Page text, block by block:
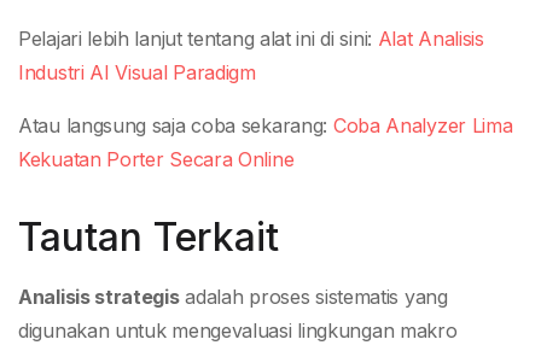
Pelajari lebih lanjut tentang alat ini di sini: Alat Analisis
Industri AI Visual Paradigm
Atau langsung saja coba sekarang: Coba Analyzer Lima
Kekuatan Porter Secara Online
Tautan Terkait
Analisis strategisadalah proses sistematis yang
digunakan untuk mengevaluasi lingkungan makro